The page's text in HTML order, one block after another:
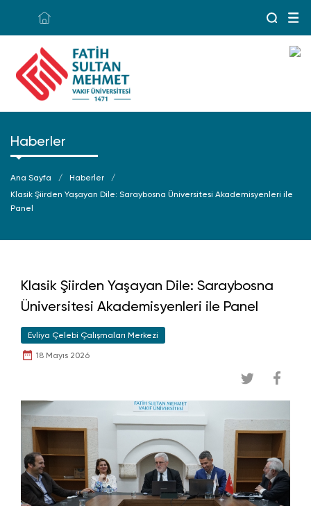
Haberler
Ana Sayfa
Haberler
Klasik Şiirden Yaşayan Dile: Saraybosna Üniversitesi Akademisyenleri ile
Panel
Klasik Şiirden Yaşayan Dile: Saraybosna
Üniversitesi Akademisyenleri ile Panel
Evliya Çelebi Çalışmaları Merkezi
18 Mayıs 2026